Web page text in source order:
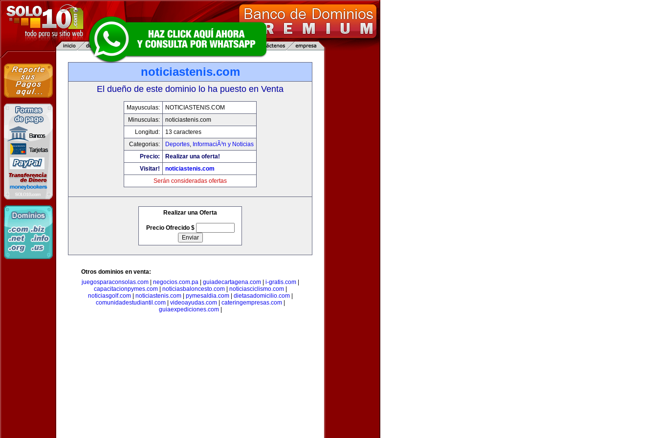
noticiastenis.com
El dueño de este dominio lo ha puesto en Venta
Mayusculas:
NOTICIASTENIS.COM
Minusculas:
noticiastenis.com
Longitud:
13 caracteres
Categorias:
Deportes, InformaciÃ³n y Noticias
Precio:
Realizar una oferta!
Visitar!
noticiastenis.com
Serán consideradas ofertas
Realizar una Oferta
Precio Ofrecido $
Otros dominios en venta:
juegosparaconsolas.com| negocios.com.pa| guiadecartagena.com| i-gratis.com|
capacitacionpymes.com| noticiasbaloncesto.com| noticiasciclismo.com|
noticiasgolf.com| noticiastenis.com| pymesaldia.com| dietasadomicilio.com|
comunidadestudiantil.com| videoayudas.com| cateringempresas.com|
guiaexpediciones.com|